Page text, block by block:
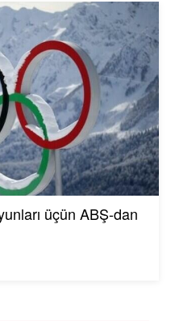
üçün ABŞ-dan